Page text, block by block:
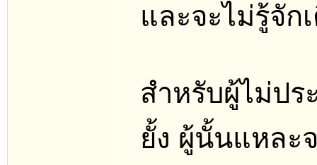
และจะไม่รู้จัก
สำหรับผู้ไม่ปร
ยั้ง ผู้นั้นแหละ